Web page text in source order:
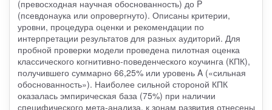
(превосходная научная обоснованность) до P
(псевдонаука или опровергнуто). Описаны критерии,
уровни, процедура оценки и рекомендации по
интерпретации результатов для разных аудиторий. Для
пробной проверки модели проведена пилотная оценка
классического когнитивно-поведенческого коучинга (КПК),
получившего суммарно 66,25% или уровень A («сильная
обоснованность»). Наиболее сильной стороной КПК
оказалась эмпирическая база (75%) при наличии
специфического мета-анализа, к зонам развития отнесены